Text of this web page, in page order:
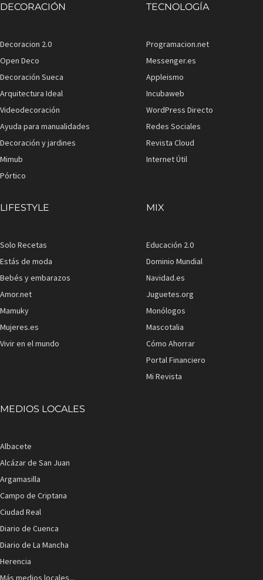
DECORACIÓN
Decoracion 2.0
Open Deco
Decoración Sueca
Arquitectura Ideal
Videodecoración
Ayuda para manualidades
Decoración y jardines
Mimub
Pórtico
TECNOLOGÍA
Programacion.net
Messenger.es
Appleismo
Incubaweb
WordPress Directo
Redes Sociales
Revista Cloud
Internet Útil
LIFESTYLE
Solo Recetas
Estás de moda
Bebés y embarazos
Amor.net
Mamuky
Mujeres.es
Vivir en el mundo
MIX
Educación 2.0
Dominio Mundial
Navidad.es
Juguetes.org
Monólogos
Mascotalia
Cómo Ahorrar
Portal Financiero
Mi Revista
MEDIOS LOCALES
Albacete
Alcázar de San Juan
Argamasilla
Campo de Criptana
Ciudad Real
Diario de Cuenca
Diario de La Mancha
Herencia
Más medios locales...